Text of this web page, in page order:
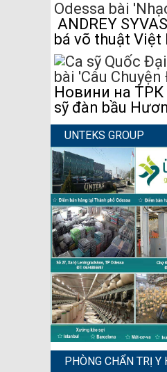
ANDREY
bá võ thuật Việt
Новини на ТРК
sỹ đàn bầu
UNTEKS GROUP
PHÒNG CHẨN TRỊ Y